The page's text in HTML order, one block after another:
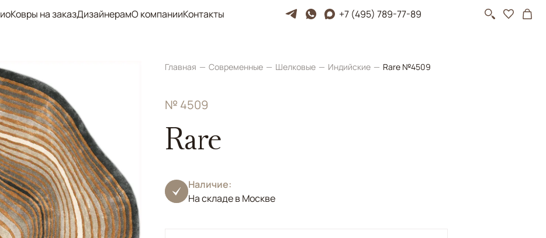
Ковры на заказДизайнерамО компанииКонтакты +7 (495) 789-77-89
Главная Современные Шелковые Индийские Rare №4509
№ 4509
Rare
Наличие:
На складе в Москве